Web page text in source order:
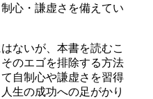
心・謙虚さを備えてい
ないが、本書を読むこ
のエゴを排除する方法
自制心や謙虚さを習得
生の成功への足がかり